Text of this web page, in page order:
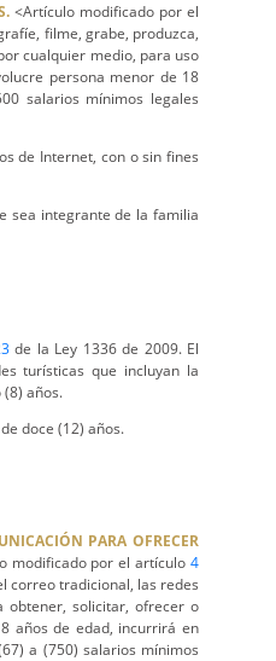
<Artículo modificado por el
filme, grabe, produzca,
cualquier medio, para uso
persona menor de 18
salarios mínimos legales
de Internet, con o sin fines
sea integrante de la familia
de la Ley 1336 de 2009. El
turísticas que incluyan la
años.
doce (12) años.
PARA OFRECER
modificado por el artículo4
correo tradicional, las redes
obtener, solicitar, ofrecer o
años de edad, incurrirá en
a (750) salarios mínimos